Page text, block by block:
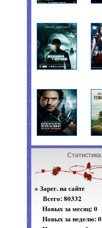
Статистика
» Зарег. на сайте
Всего:80332
Новых за месяц: 0
Новых за неделю: 0